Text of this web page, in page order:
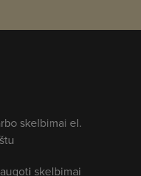
skelbimai el.
skelbimai